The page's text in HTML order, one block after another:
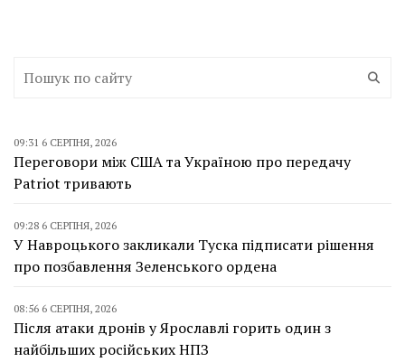
09:31 6 СЕРПНЯ, 2026
Переговори між США та Україною про передачу
Patriot тривають
09:28 6 СЕРПНЯ, 2026
У Навроцького закликали Туска підписати рішення
про позбавлення Зеленського ордена
08:56 6 СЕРПНЯ, 2026
Після атаки дронів у Ярославлі горить один з
найбільших російських НПЗ